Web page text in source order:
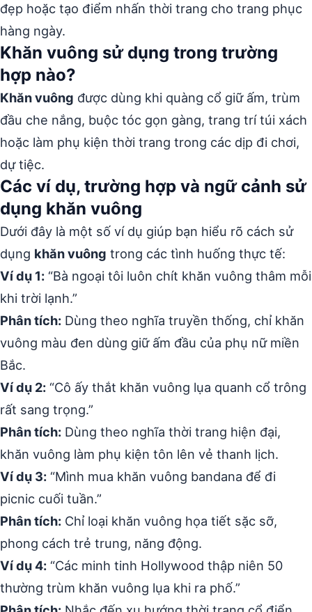
đẹp hoặc tạo điểm nhấn thời trang cho trang phục
hàng ngày.
Khăn vuông sử dụng trong trường
hợp nào?
Khăn vuông được dùng khi quàng cổ giữ ấm, trùm
đầu che nắng, buộc tóc gọn gàng, trang trí túi xách
hoặc làm phụ kiện thời trang trong các dịp đi chơi,
dự tiệc.
Các ví dụ, trường hợp và ngữ cảnh sử
dụng khăn vuông
Dưới đây là một số ví dụ giúp bạn hiểu rõ cách sử
dụng khăn vuông trong các tình huống thực tế:
Ví dụ 1: “Bà ngoại tôi luôn chít khăn vuông thâm mỗi
khi trời lạnh.”
Phân tích: Dùng theo nghĩa truyền thống, chỉ khăn
vuông màu đen dùng giữ ấm đầu của phụ nữ miền
Bắc.
Ví dụ 2: “Cô ấy thắt khăn vuông lụa quanh cổ trông
rất sang trọng.”
Phân tích: Dùng theo nghĩa thời trang hiện đại,
khăn vuông làm phụ kiện tôn lên vẻ thanh lịch.
Ví dụ 3: “Mình mua khăn vuông bandana để đi
picnic cuối tuần.”
Phân tích: Chỉ loại khăn vuông họa tiết sặc sỡ,
phong cách trẻ trung, năng động.
Ví dụ 4: “Các minh tinh Hollywood thập niên 50
thường trùm khăn vuông lụa khi ra phố.”